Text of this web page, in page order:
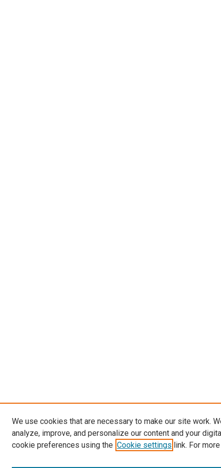
We use cookies that are necessary to make our site work.
analyze, improve, and personalize our content and your
cookie preferences using the Cookie settings link. For